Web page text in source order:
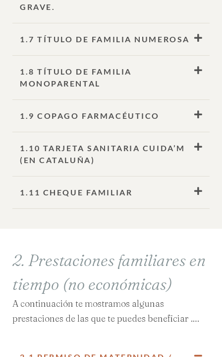
GRAVE.
1.7 TÍTULO DE FAMILIA NUMEROSA
1.8 TÍTULO DE FAMILIA
MONOPARENTAL
1.9 COPAGO FARMACÉUTICO
1.10 TARJETA SANITARIA CUIDA’M
(EN CATALUÑA)
1.11 CHEQUE FAMILIAR
2. Prestaciones familiares en
tiempo (no económicas)
A continuación te mostramos algunas
prestaciones de las que te puedes beneficiar ….